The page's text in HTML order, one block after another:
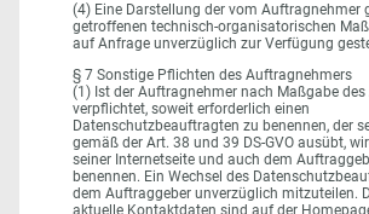
(4) Eine Darstellung der vom Auftragnehmer
getroffenen technisch-organisatorischen
auf Anfrage unverzüglich zur Verfügung
§ 7 Sonstige Pflichten des Auftragnehmers
(1) Ist der Auftragnehmer nach Maßgabe des
verpflichtet, soweit erforderlich einen
Datenschutzbeauftragten zu benennen, der
gemäß der Art. 38 und 39 DS-GVO ausübt,
seiner Internetseite und auch dem
benennen. Ein Wechsel des
dem Auftraggeber unverzüglich mitzuteilen.